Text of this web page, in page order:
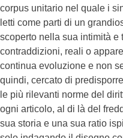
corpus unitario nel quale i
letti come parti di un
scoperto nella sua intimità e
contraddizioni, reali o
continua evoluzione e non
quindi, cercato di
le più rilevanti norme del
ogni articolo, al di là del
sua storia e una sua ratio